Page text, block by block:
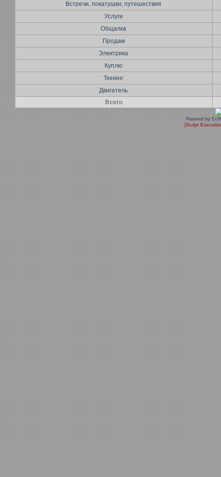
Встречи, покатушки, путешествия
Услуги
Общалка
Продам
Электрика
Куплю
Тюнинг
Двигатель
Всего
Powered by
[Script